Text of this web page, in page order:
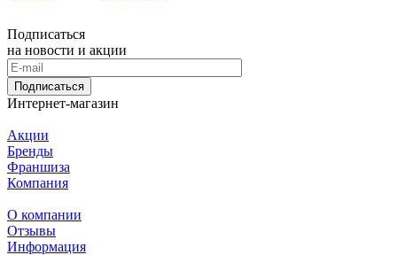
Подписаться
на новости и акции
Подписаться
Интернет-магазин
Акции
Бренды
Франшиза
Компания
О компании
Отзывы
Информация